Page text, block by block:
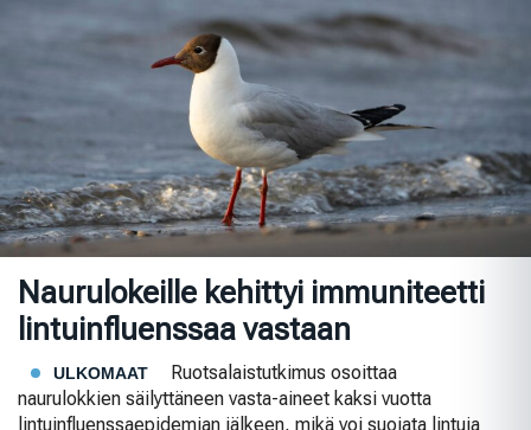
Naurulokeille kehittyi immuniteetti
lintuinfluenssaa vastaan
ULKOMAAT
Ruotsalaistutkimus osoittaa
naurulokkien säilyttäneen vasta-aineet kaksi vuotta
lintuinfluenssaepidemian jälkeen, mikä voi suojata lintuja